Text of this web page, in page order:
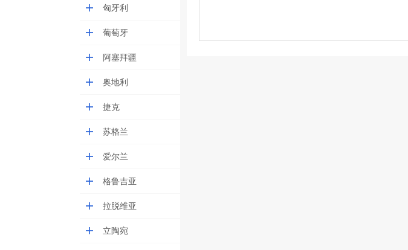
匈牙利
葡萄牙
阿塞拜疆
奥地利
捷克
苏格兰
爱尔兰
格鲁吉亚
拉脱维亚
立陶宛